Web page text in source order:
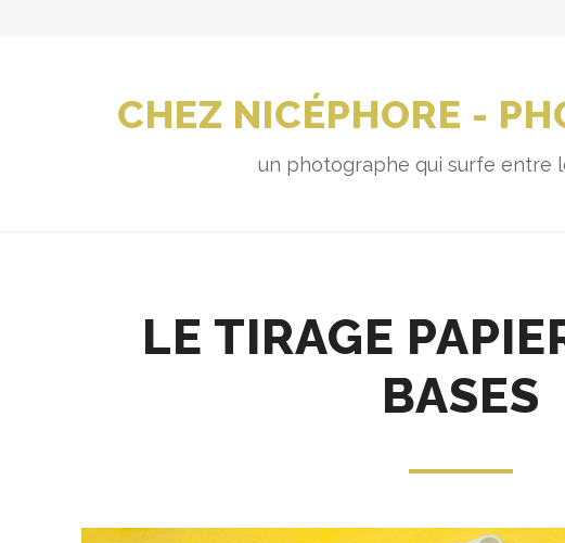
CHEZ NICÉPHORE -
un photographe qui surfe entre
LE TIRAGE
BASES